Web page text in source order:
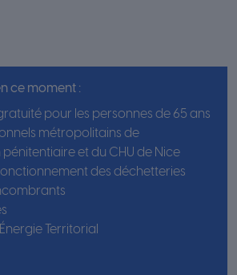
ce moment :
pour les personnes de 65 ans
métropolitains de
pénitentiaire et du CHU de Nice
des déchetteries
Territorial